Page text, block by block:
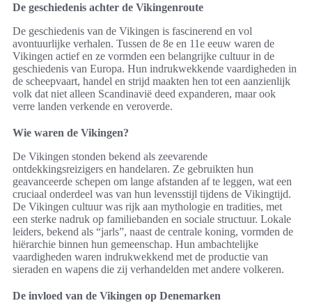
De geschiedenis achter de Vikingenroute
De geschiedenis van de Vikingen is fascinerend en vol
avontuurlijke verhalen. Tussen de 8e en 11e eeuw waren de
Vikingen actief en ze vormden een belangrijke cultuur in de
geschiedenis van Europa. Hun indrukwekkende vaardigheden in
de scheepvaart, handel en strijd maakten hen tot een aanzienlijk
volk dat niet alleen Scandinavië deed expanderen, maar ook
verre landen verkende en veroverde.
Wie waren de Vikingen?
De Vikingen stonden bekend als zeevarende
ontdekkingsreizigers en handelaren. Ze gebruikten hun
geavanceerde schepen om lange afstanden af te leggen, wat een
cruciaal onderdeel was van hun levensstijl tijdens de Vikingtijd.
De Vikingen cultuur was rijk aan mythologie en tradities, met
een sterke nadruk op familiebanden en sociale structuur. Lokale
leiders, bekend als “jarls”, naast de centrale koning, vormden de
hiërarchie binnen hun gemeenschap. Hun ambachtelijke
vaardigheden waren indrukwekkend met de productie van
sieraden en wapens die zij verhandelden met andere volkeren.
De invloed van de Vikingen op Denemarken